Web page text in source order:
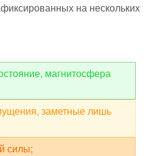
на нескольких
магнитосфера
заметные лишь
силы;